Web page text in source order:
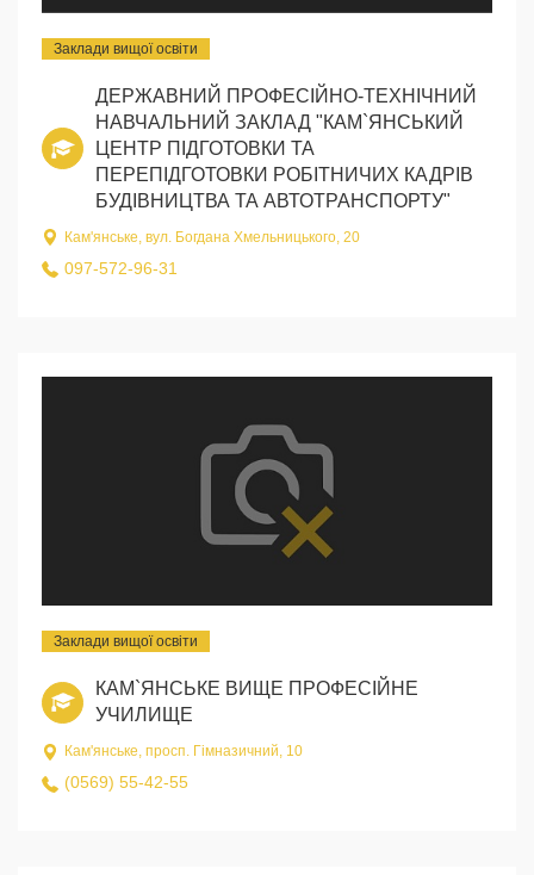
Заклади вищої освіти
ДЕРЖАВНИЙ ПРОФЕСІЙНО-ТЕХНІЧНИЙ
НАВЧАЛЬНИЙ ЗАКЛАД "КАМ`ЯНСЬКИЙ
ЦЕНТР ПІДГОТОВКИ ТА
ПЕРЕПІДГОТОВКИ РОБІТНИЧИХ КАДРІВ
БУДІВНИЦТВА ТА АВТОТРАНСПОРТУ"
Кам'янське, вул. Богдана Хмельницького, 20
097-572-96-31
Заклади вищої освіти
КАМ`ЯНСЬКЕ ВИЩЕ ПРОФЕСІЙНЕ
УЧИЛИЩЕ
Кам'янське, просп. Гімназичний, 10
(0569) 55-42-55